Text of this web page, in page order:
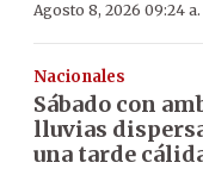
Agosto 8, 2026 09:24 a.
Nacionales
Sábado con
lluvias
una tarde